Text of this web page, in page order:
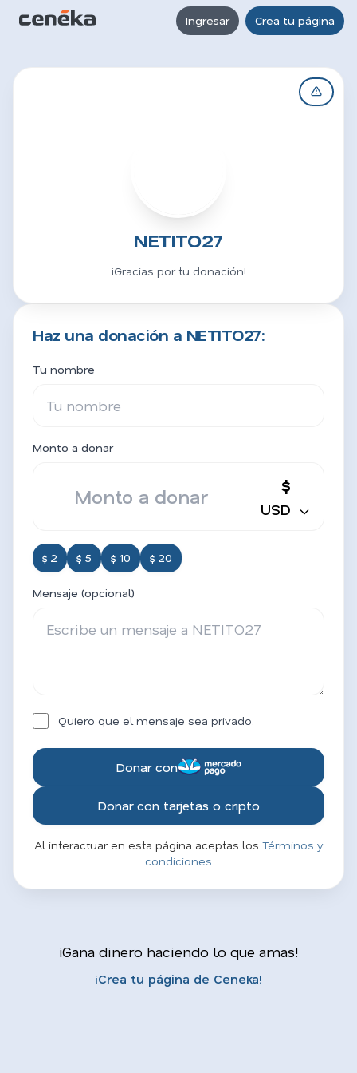
Ingresar Crea tu página
NETITO27
¡Gracias por tu donación!
Haz una donación a NETITO27:
Tu nombre
Monto a donar
$
USD
$ 2 $ 5 $ 10 $ 20
Mensaje (opcional)
Quiero que el mensaje sea privado.
Donar con
Donar con tarjetas o cripto
Al interactuar en esta página aceptas los Términos y
condiciones
¡Gana dinero haciendo lo que amas!
¡Crea tu página de Ceneka!